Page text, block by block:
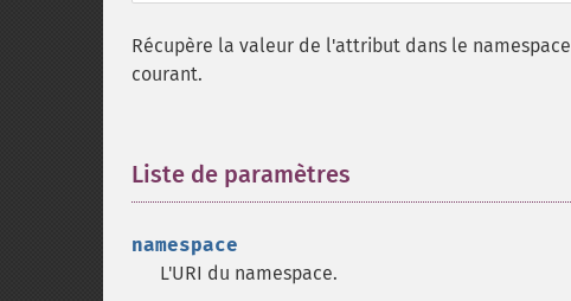
Récupère la valeur de l'attribut dans le namespace
courant.
Liste de paramètres
namespace
L'URI du namespace.